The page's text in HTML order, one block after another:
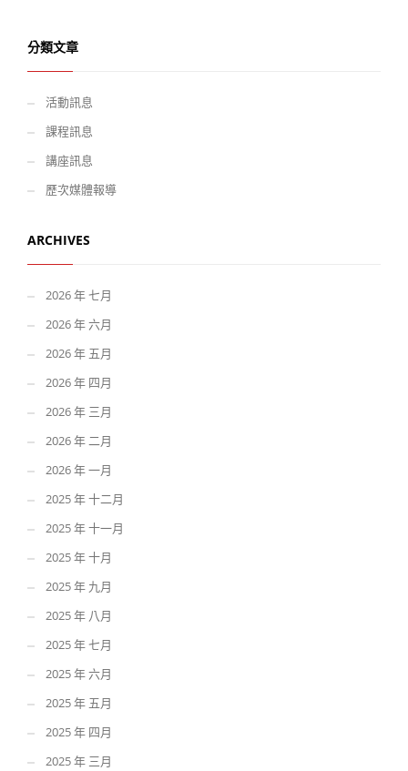
分類文章
活動訊息
課程訊息
講座訊息
歷次媒體報導
ARCHIVES
2026 年 七月
2026 年 六月
2026 年 五月
2026 年 四月
2026 年 三月
2026 年 二月
2026 年 一月
2025 年 十二月
2025 年 十一月
2025 年 十月
2025 年 九月
2025 年 八月
2025 年 七月
2025 年 六月
2025 年 五月
2025 年 四月
2025 年 三月